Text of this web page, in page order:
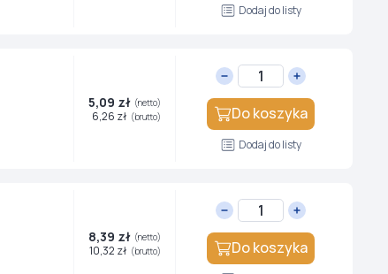
Dodaj do listy
5,09 zł (netto)
6,26 zł (brutto) Do koszyka
Dodaj do listy
8,39 zł (netto)
10,32 zł (brutto) Do koszyka